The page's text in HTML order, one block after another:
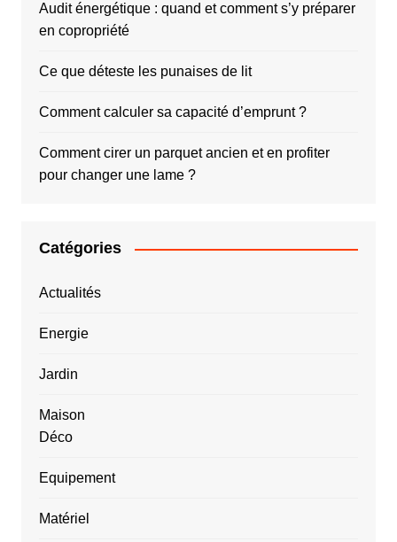
Audit énergétique : quand et comment s’y préparer
en copropriété
Ce que déteste les punaises de lit
Comment calculer sa capacité d’emprunt ?
Comment cirer un parquet ancien et en profiter
pour changer une lame ?
Catégories
Actualités
Energie
Jardin
Maison
Déco
Equipement
Matériel